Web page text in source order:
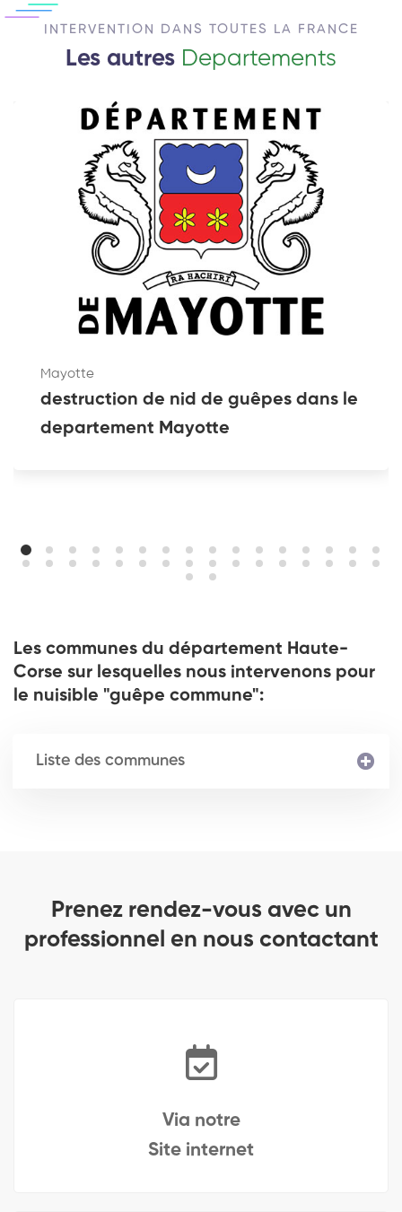
INTERVENTION DANS TOUTES LA FRANCE
Les autres Departements
Mayotte
destruction de nid de guêpes dans le
departement Mayotte
Les communes du département Haute-
Corse sur lesquelles nous intervenons pour
le nuisible "guêpe commune":
Liste des communes
Prenez rendez-vous avec un
professionnel en nous contactant
Via notre
Site internet